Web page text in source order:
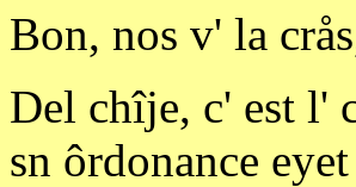
Bon, nos v' la
Del chîje, c' est l'
sn ôrdonance